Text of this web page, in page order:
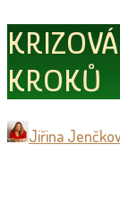
KROKŮ
Jiřina